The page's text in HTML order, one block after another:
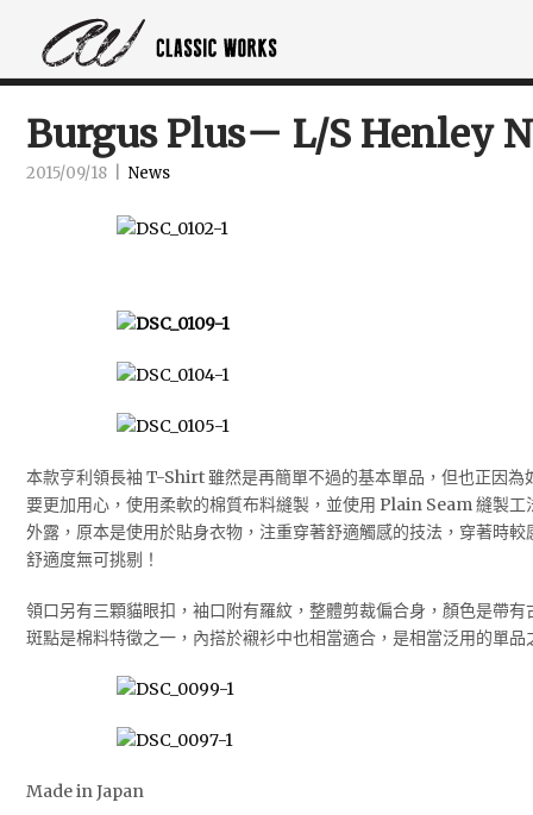
Burgus Plus－ L/S Henley
2015/09/18 News
本款亨利領長袖 T-Shirt 雖然是再簡單不過的基本單品，但也正因為
要更加用心，使用柔軟的棉質布料縫製，並使用 Plain Seam 縫製
外露，原本是使用於貼身衣物，注重穿著舒適觸感的技法，穿著時
舒適度無可挑剔！
領口另有三顆貓眼扣，袖口附有羅紋，整體剪裁偏合身，顏色是帶
斑點是棉料特徵之一，內搭於襯衫中也相當適合，是相當泛用的單品
Made in Japan